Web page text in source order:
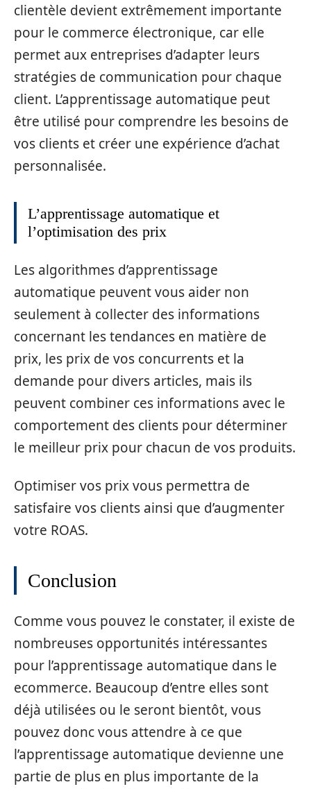
clientèle devient extrêmement importante
pour le commerce électronique, car elle
permet aux entreprises d’adapter leurs
stratégies de communication pour chaque
client. L’apprentissage automatique peut
être utilisé pour comprendre les besoins de
vos clients et créer une expérience d’achat
personnalisée.
L’apprentissage automatique et
l’optimisation des prix
Les algorithmes d’apprentissage
automatique peuvent vous aider non
seulement à collecter des informations
concernant les tendances en matière de
prix, les prix de vos concurrents et la
demande pour divers articles, mais ils
peuvent combiner ces informations avec le
comportement des clients pour déterminer
le meilleur prix pour chacun de vos produits.
Optimiser vos prix vous permettra de
satisfaire vos clients ainsi que d’augmenter
votre ROAS.
Conclusion
Comme vous pouvez le constater, il existe de
nombreuses opportunités intéressantes
pour l’apprentissage automatique dans le
ecommerce. Beaucoup d’entre elles sont
déjà utilisées ou le seront bientôt, vous
pouvez donc vous attendre à ce que
l’apprentissage automatique devienne une
partie de plus en plus importante de la